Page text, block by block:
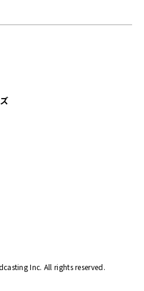
Inc. All rights reserved.